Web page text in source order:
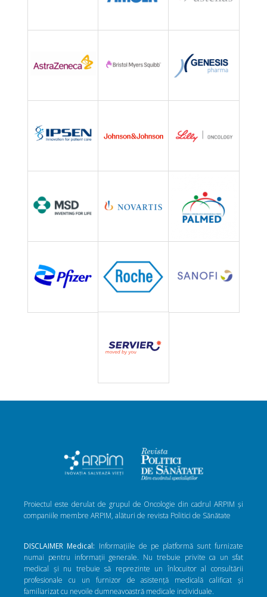
Proiectul este derulat de grupul de Oncologie din cadrul ARPIM și
companiile membre ARPIM, alături de revista Politici de Sănătate
DISCLAIMER Medical: Informațiile de pe platformă sunt furnizate
numai pentru informații generale. Nu trebuie privite ca un sfat
medical și nu trebuie să reprezinte un înlocuitor al consultării
profesionale cu un furnizor de asistență medicală calificat și
familiarizat cu nevoile dumneavoastră medicale individuale.